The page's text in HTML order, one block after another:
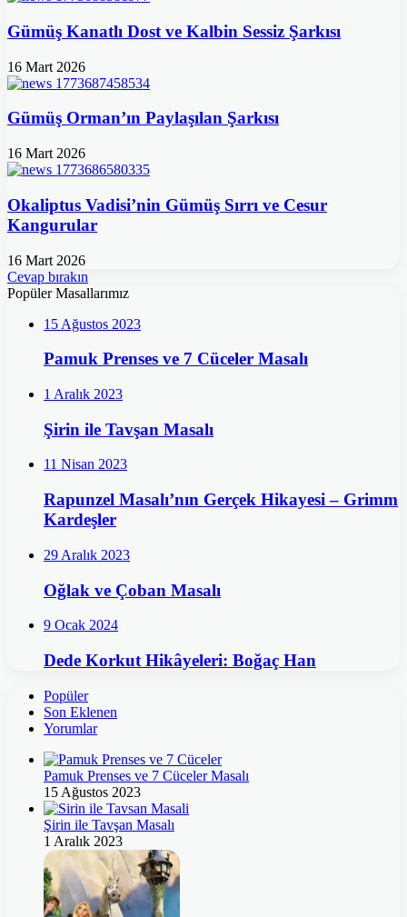
Gümüş Kanatlı Dost ve Kalbin Sessiz Şarkısı
16 Mart 2026
Gümüş Orman’ın Paylaşılan Şarkısı
16 Mart 2026
Okaliptus Vadisi’nin Gümüş Sırrı ve Cesur
Kangurular
16 Mart 2026
Cevap bırakın
Popüler Masallarımız
15 Ağustos 2023
Pamuk Prenses ve 7 Cüceler Masalı
1 Aralık 2023
Şirin ile Tavşan Masalı
11 Nisan 2023
Rapunzel Masalı’nın Gerçek Hikayesi – Grimm
Kardeşler
29 Aralık 2023
Oğlak ve Çoban Masalı
9 Ocak 2024
Dede Korkut Hikâyeleri: Boğaç Han
Popüler
Son Eklenen
Yorumlar
Pamuk Prenses ve 7 Cüceler Masalı
15 Ağustos 2023
Şirin ile Tavşan Masalı
1 Aralık 2023